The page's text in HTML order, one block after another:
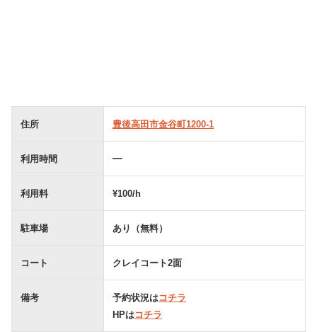
住所 豊後高田市金谷町1200-1
利用時間 ━
利用料 ¥100/h
駐車場 あり（無料）
コート クレイコート2面
備考 予約状況はコチラ
HPはコチラ